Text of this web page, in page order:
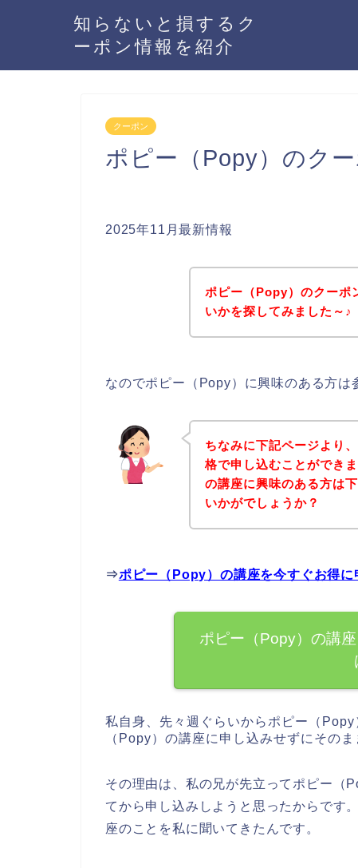
知らないと損するク
ーポン情報を紹介
クーポン
ポピー（Popy）のク
2025年11月最新情報
ポピー（Popy）のクーポ
いかを探してみました～♪
なのでポピー（Popy）に興味のある方は
ちなみに下記ページより
格で申し込むことができ
の講座に興味のある方は
いかがでしょうか？
⇒ポピー（Popy）の講座を今すぐお得に
ポピー（Popy）の講
私自身、先々週ぐらいからポピー（
（Popy）の講座に申し込みせずにそのま
その理由は、私の兄が先立ってポピー（
てから申し込みしようと思ったからです
座のことを私に聞いてきたんです。